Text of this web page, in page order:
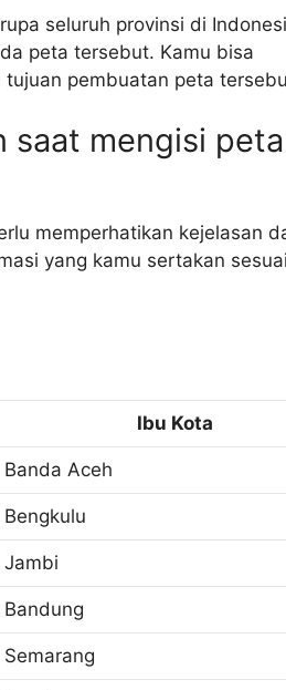
seluruh provinsi di
peta tersebut. Kamu bisa
pembuatan peta
saat mengisi peta
memperhatikan kejelasan
yang kamu sertakan sesuai
Ibu Kota
Banda Aceh
Bengkulu
Jambi
Bandung
Semarang